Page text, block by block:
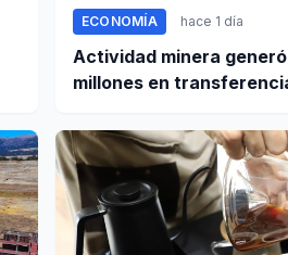
ECONOMÍA hace 1 día
Actividad minera generó
millones en